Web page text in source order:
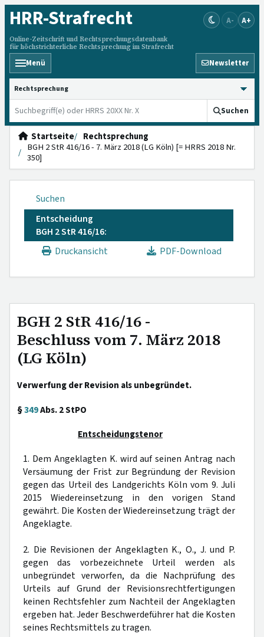
HRR-Strafrecht
Online-Zeitschrift und Rechtsprechungsdatenbank
für höchstrichterliche Rechtsprechung im Strafrecht
A- A+
Menü Newsletter
HRRS durchsuchen
Suchen
Startseite
Rechtsprechung
BGH 2 StR 416/16 - 7. März 2018 (LG Köln) [= HRRS 2018 Nr.
350]
Suchen
Entscheidung
BGH 2 StR 416/16:
Druckansicht
PDF-Download
BGH 2 StR 416/16 -
Beschluss vom 7. März 2018
(LG Köln)
Verwerfung der Revision als unbegründet.
§349Abs. 2 StPO
Entscheidungstenor
1. Dem Angeklagten K. wird auf seinen Antrag nach
Versäumung der Frist zur Begründung der Revision
gegen das Urteil des Landgerichts Köln vom 9. Juli
2015 Wiedereinsetzung in den vorigen Stand
gewährt. Die Kosten der Wiedereinsetzung trägt der
Angeklagte.
2. Die Revisionen der Angeklagten K., O., J. und P.
gegen das vorbezeichnete Urteil werden als
unbegründet verworfen, da die Nachprüfung des
Urteils auf Grund der Revisionsrechtfertigungen
keinen Rechtsfehler zum Nachteil der Angeklagten
ergeben hat. Jeder Beschwerdeführer hat die Kosten
seines Rechtsmittels zu tragen.